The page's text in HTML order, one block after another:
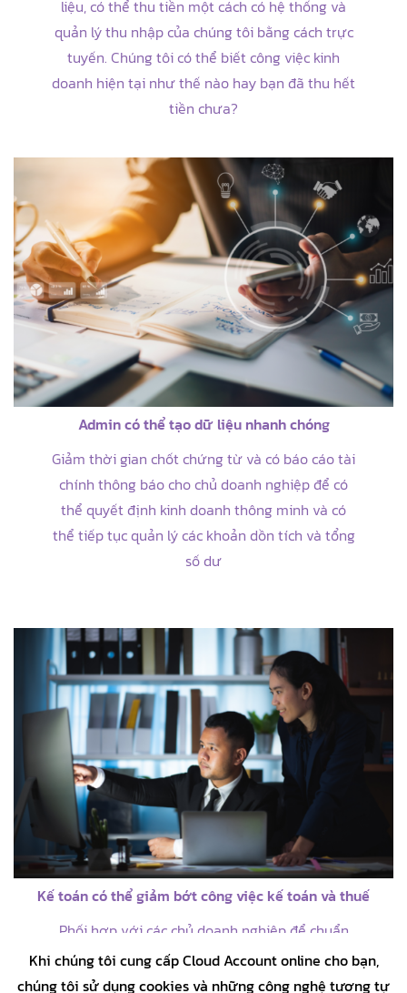
Khi chúng tôi cung cấp Cloud Account online cho bạn,
chúng tôi sử dụng cookies và những công nghệ tương tự
liệu, có thể thu tiền một cách có hệ thống và
quản lý thu nhập của chúng tôi bằng cách trực
tuyến. Chúng tôi có thể biết công việc kinh
doanh hiện tại như thế nào hay bạn đã thu hết
tiền chưa?
Admin có thể tạo dữ liệu nhanh chóng
Giảm thời gian chốt chứng từ và có báo cáo tài
chính thông báo cho chủ doanh nghiệp để có
thể quyết định kinh doanh thông minh và có
thể tiếp tục quản lý các khoản dồn tích và tổng
số dư
Kế toán có thể giảm bớt công việc kế toán và thuế
Phối hợp với các chủ doanh nghiệp để chuẩn
bị các chứng tử và thuế hàng tháng một cách
dễ dàng với hệ thống kế toán kép, nơi tất cả